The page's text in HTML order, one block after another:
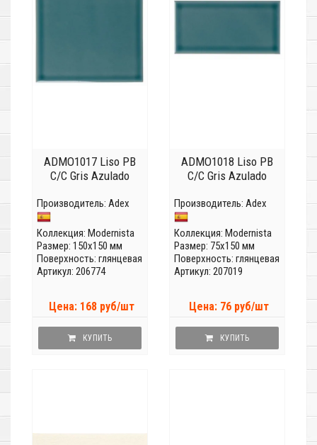
ADMO1017 Liso PB
C/C Gris Azulado
Производитель: Adex
Коллекция: Modernista
Размер: 150x150 мм
Поверхность: глянцевая
Артикул: 206774
Цена: 168 руб/шт
КУПИТЬ
ADMO1018 Liso PB
C/C Gris Azulado
Производитель: Adex
Коллекция: Modernista
Размер: 75x150 мм
Поверхность: глянцевая
Артикул: 207019
Цена: 76 руб/шт
КУПИТЬ